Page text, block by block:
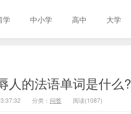
学 中小学 高中 大学
人的法语单词是什么?
分类： 问答 阅读(1087)